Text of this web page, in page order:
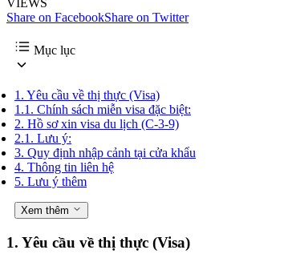
Share on FacebookShare on Twitter
Mục lục
1. Yêu cầu về thị thực (Visa)
1.1. Chính sách miễn visa đặc biệt:
2. Hồ sơ xin visa du lịch (C-3-9)
2.1. Lưu ý:
3. Quy định nhập cảnh tại cửa khẩu
4. Thông tin liên hệ
5. Lưu ý thêm
Xem thêm
1. Yêu cầu về thị thực (Visa)